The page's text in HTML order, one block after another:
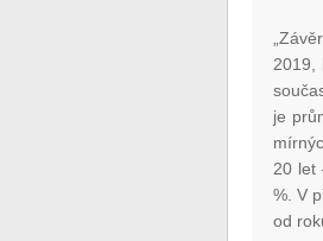
2019,
je
20 let
%. V
od